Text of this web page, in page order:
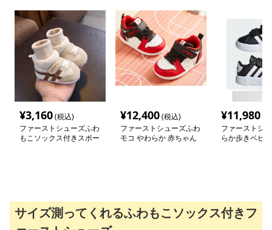
¥3,160(税込)
ファーストシューズふわ
もこソックス付きスポー
¥12,400(税込)
ファーストシューズふわ
モコ やわらか 赤ちゃん
¥11,980
ファーストシ
らか歩きベビ
サイズ測ってくれるふわもこソックス付きフ